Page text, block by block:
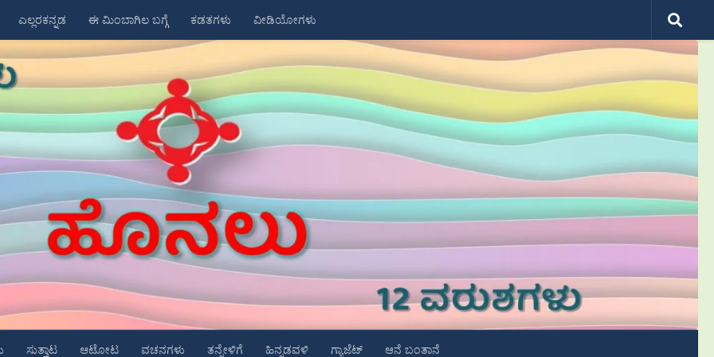
ಎಲ್ಲರಕನ್ನಡ ಈ ಮಿಂಬಾಗಿಲ ಬಗ್ಗೆ ಕಡತಗಳು ವೀಡಿಯೋಗಳು
ಸುತ್ತಾಟ ಆಟೋಟ ವಚನಗಳು ತನ್ನೇಳಿಗೆ ಹಿನ್ನಡವಳಿ ಗ್ಯಾಜೆಟ್ ಆನೆ ಬಂತಾನೆ